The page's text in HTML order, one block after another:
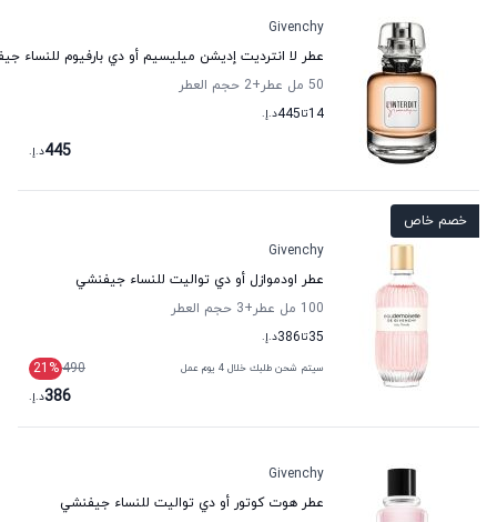
Givenchy
عطر لا انترديت إديشن ميليسيم أو دي بارفيوم للنساء
50 مل عطر
+2
حجم العطر
14تا445د.إ.
445د.إ.
خصم خاص
Givenchy
عطر اودموازل أو دي تواليت للنساء جيفنشي
100 مل عطر
+3
حجم العطر
35تا386د.إ.
سيتم شحن طلبك خلال 4 يوم عمل 490
21 %
386د.إ.
Givenchy
عطر هوت كوتور أو دي تواليت للنساء جيفنشي